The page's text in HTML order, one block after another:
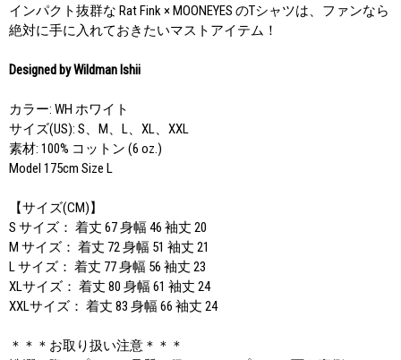
インパクト抜群な Rat Fink × MOONEYES のTシャツは、ファンなら
絶対に手に入れておきたいマストアイテム！
Designed by Wildman Ishii
カラー: WH ホワイト
サイズ(US): S、M、L、XL、XXL
素材: 100% コットン (6 oz.)
Model 175cm Size L
【サイズ(CM)】
S サイズ： 着丈 67 身幅 46 袖丈 20
M サイズ： 着丈 72 身幅 51 袖丈 21
L サイズ： 着丈 77 身幅 56 袖丈 23
XLサイズ： 着丈 80 身幅 61 袖丈 24
XXLサイズ： 着丈 83 身幅 66 袖丈 24
＊＊＊お取り扱い注意＊＊＊